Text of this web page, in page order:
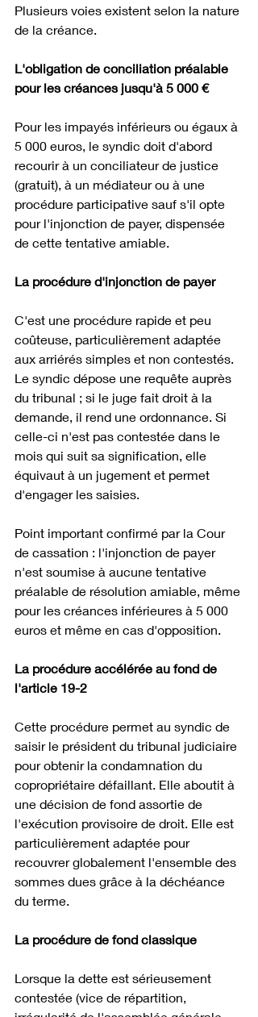
Plusieurs voies existent selon la nature
de la créance.
L'obligation de conciliation préalable
pour les créances jusqu'à 5 000 €
Pour les impayés inférieurs ou égaux à
5 000 euros, le syndic doit d'abord
recourir à un conciliateur de justice
(gratuit), à un médiateur ou à une
procédure participative sauf s'il opte
pour l'injonction de payer, dispensée
de cette tentative amiable.
La procédure d'injonction de payer
C'est une procédure rapide et peu
coûteuse, particulièrement adaptée
aux arriérés simples et non contestés.
Le syndic dépose une requête auprès
du tribunal ; si le juge fait droit à la
demande, il rend une ordonnance. Si
celle-ci n'est pas contestée dans le
mois qui suit sa signification, elle
équivaut à un jugement et permet
d'engager les saisies.
Point important confirmé par la Cour
de cassation : l'injonction de payer
n'est soumise à aucune tentative
préalable de résolution amiable, même
pour les créances inférieures à 5 000
euros et même en cas d'opposition.
La procédure accélérée au fond de
l'article 19-2
Cette procédure permet au syndic de
saisir le président du tribunal judiciaire
pour obtenir la condamnation du
copropriétaire défaillant. Elle aboutit à
une décision de fond assortie de
l'exécution provisoire de droit. Elle est
particulièrement adaptée pour
recouvrer globalement l'ensemble des
sommes dues grâce à la déchéance
du terme.
La procédure de fond classique
Lorsque la dette est sérieusement
contestée (vice de répartition,